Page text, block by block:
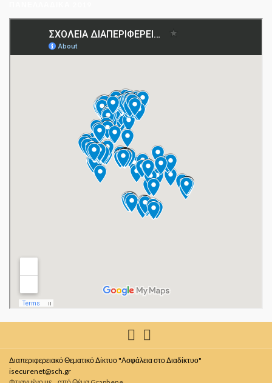
Διαπεριφερειακό Θεματικό Δίκτυο "Ασφάλεια στο Διαδίκτυο"
isecurenet@sch.gr